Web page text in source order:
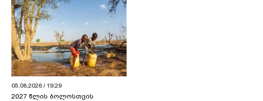
05.08.2026 / 19:29
2027 წლის ბოლოსთვის